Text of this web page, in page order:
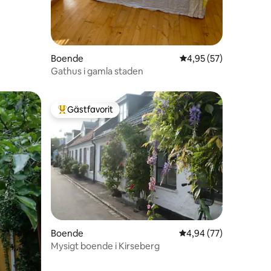
Boende 4,95 av 5 i
4,95 (57)
Gathus i gamla staden
Populär gästfavorit
Gästfavorit
Boende 4,94 av 5 i
4,94 (77)
Mysigt boende i Kirseberg